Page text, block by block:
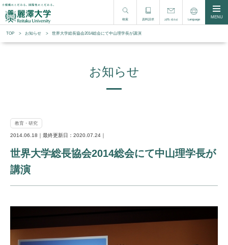
検索 資料請求 お問い合わせ Language MENU
TOP お知らせ 世界大学総長協会2014総会にて中山理学長が講演
お知らせ
教育・研究
2014.06.18｜最終更新日：2020.07.24｜
世界大学総長協会2014総会にて中山理学長が
講演